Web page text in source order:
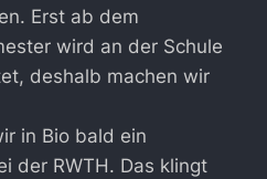
Erst ab dem
wird an der Schule
deshalb machen wir
in Bio bald ein
der RWTH. Das klingt